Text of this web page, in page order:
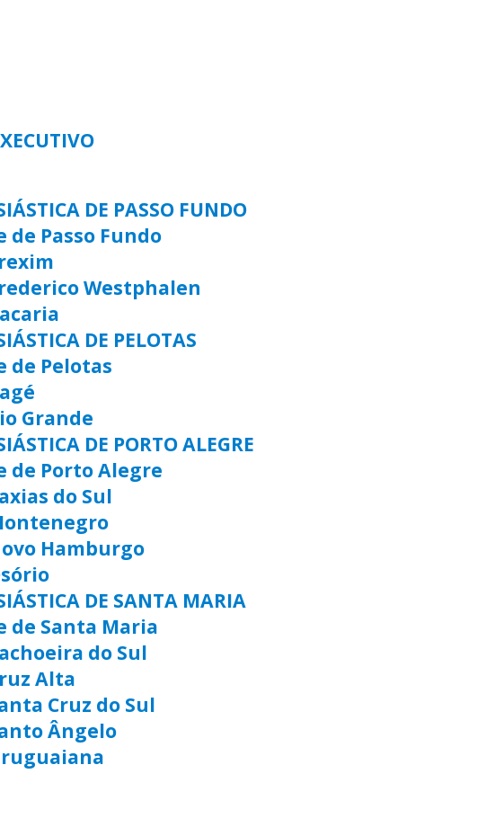
DE PASSO FUNDO
Passo Fundo
Westphalen
DE PELOTAS
de Pelotas
Grande
DE PORTO ALEGRE
de Porto Alegre
do Sul
Hamburgo
DE SANTA MARIA
de Santa Maria
do Sul
Alta
Cruz do Sul
Ângelo